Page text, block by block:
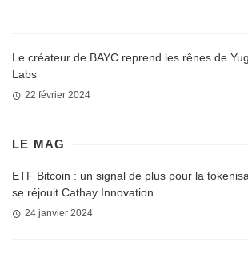
Le créateur de BAYC reprend les rênes de
Labs
22 février 2024
LE MAG
ETF Bitcoin : un signal de plus pour la
se réjouit Cathay Innovation
24 janvier 2024